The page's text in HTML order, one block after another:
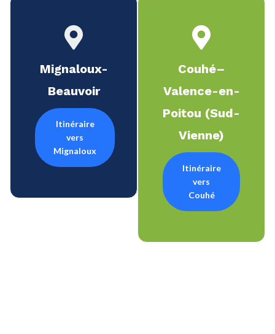
Mignaloux-
Beauvoir
Itinéraire
vers
Mignaloux
Couhé–
Valence-en-
Poitou (Sud-
Vienne)
Itinéraire
vers
Couhé